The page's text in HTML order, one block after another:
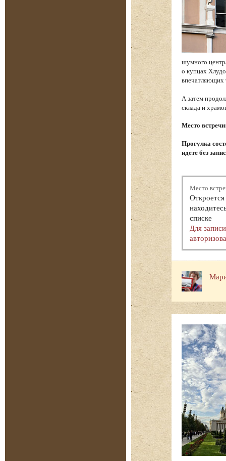
шумного
о купцах
впечатляющих
А затем
склада и
Место
Прогулка
идете без
Место
списке
Для